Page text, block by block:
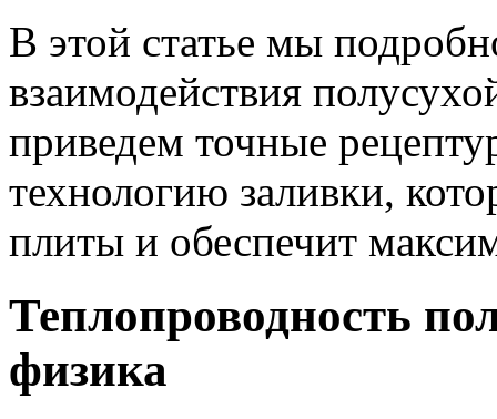
В этой статье мы
взаимодействия
приведем точные
технологию заливки,
плиты и обеспечит
Теплопроводность
физика